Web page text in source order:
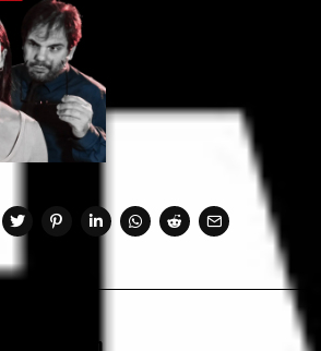
Ufuk Kaan Altın